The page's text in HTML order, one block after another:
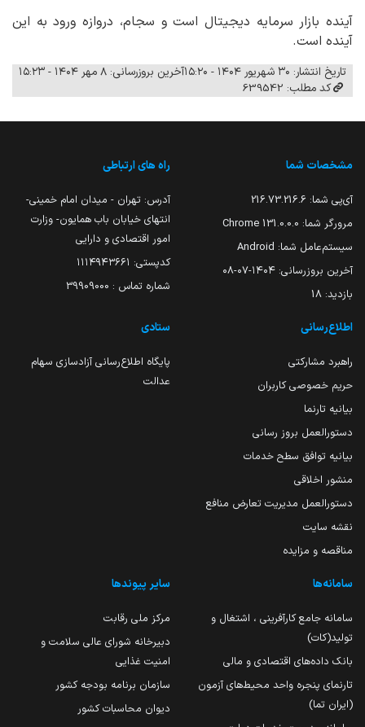
آینده بازار سرمایه دیجیتال است و سجام، دروازه ورود به این
آینده است.
تاریخ انتشار: ۳۰ شهریور ۱۴۰۴ - ۱۵:۲۰
آخرین بروزرسانی: ۸ مهر ۱۴۰۴ - ۱۵:۲۳
کد مطلب: 639542
مشخصات شما
آی‌پی شما: 216.73.216.6
مرورگر شما: 131.0.0.0 Chrome
سیستم‌عامل شما: Android
آخرین بروزرسانی: ۱۴۰۴-۰۷-۰۸
بازدید: 18
راه های ارتباطی
آدرس: تهران - میدان امام خمینی-
انتهای خیابان باب همایون- وزارت
امور اقتصادی و دارایی
کدپستی: ۱۱۱۴۹۴۳۶۶۱
شماره تماس : 39909000
اطلاع‌رسانی
راهبرد مشارکتی
حریم خصوصی کاربران
بیانیه تارنما
دستورالعمل بروز رسانی
بیانیه توافق سطح خدمات
منشور اخلاقی
دستورالعمل مدیریت تعارض منافع
نقشه سایت
مناقصه و مزایده
ستادی
پایگاه اطلاع‌رسانی آزادسازی سهام
عدالت
سامانه‌ها
سامانه جامع کارآفرینی ، اشتغال و
تولید(کات)
بانک داده‌های اقتصادی و مالی
تارنمای پنجره واحد محیط‌های آزمون
(ایران تما)
سایر پیوندها
مرکز ملی رقابت
دبیرخانه شورای عالی سلامت و
امنیت غذایی
سازمان برنامه بودجه کشور
دیوان محاسبات کشور